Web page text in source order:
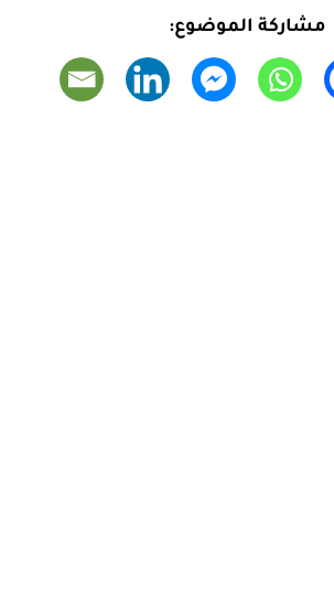
مشاركة الموضوع: